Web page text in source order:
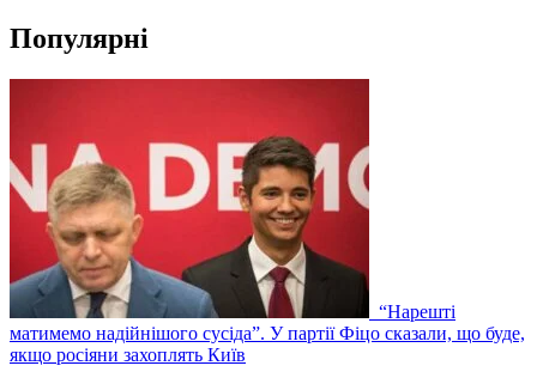
Популярні
“Нарешті
матимемо надійнішого сусіда”. У партії Фіцо сказали, що буде,
якщо росіяни захоплять Київ